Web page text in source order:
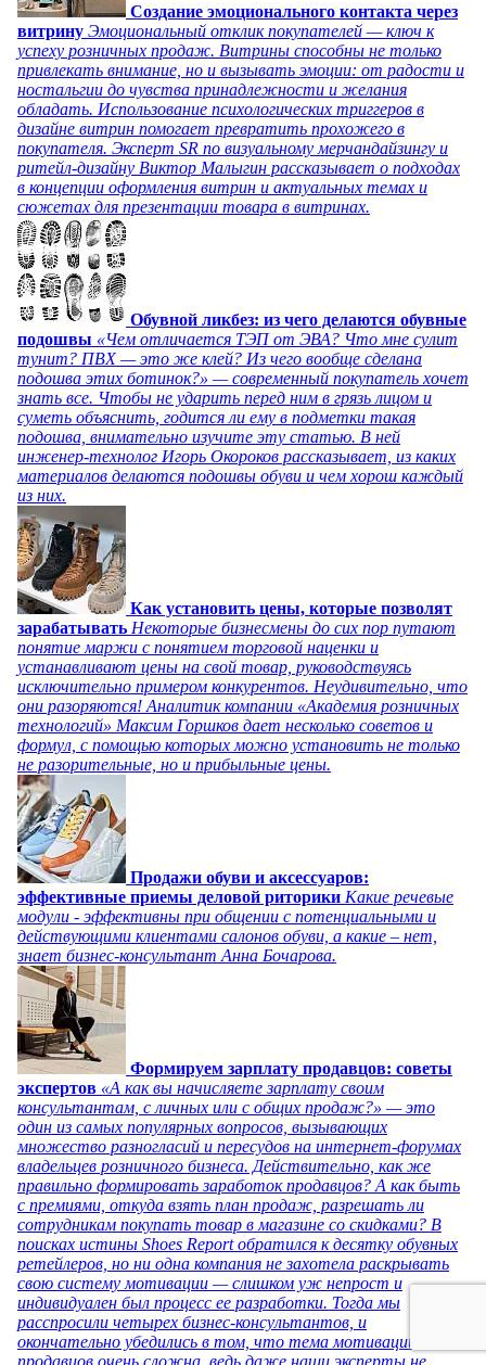
Создание эмоционального контакта через
витрину Эмоциональный отклик покупателей — ключ к
успеху розничных продаж. Витрины способны не только
привлекать внимание, но и вызывать эмоции: от радости и
ностальгии до чувства принадлежности и желания
обладать. Использование психологических триггеров в
дизайне витрин помогает превратить прохожего в
покупателя. Эксперт SR по визуальному мерчандайзингу и
ритейл-дизайну Виктор Малыгин рассказывает о подходах
в концепции оформления витрин и актуальных темах и
сюжетах для презентации товара в витринах.
Обувной ликбез: из чего делаются обувные
подошвы «Чем отличается ТЭП от ЭВА? Что мне сулит
тунит? ПВХ — это же клей? Из чего вообще сделана
подошва этих ботинок?» — современный покупатель хочет
знать все. Чтобы не ударить перед ним в грязь лицом и
суметь объяснить, годится ли ему в подметки такая
подошва, внимательно изучите эту статью. В ней
инженер-технолог Игорь Окороков рассказывает, из каких
материалов делаются подошвы обуви и чем хорош каждый
из них.
Как установить цены, которые позволят
зарабатывать Некоторые бизнесмены до сих пор путают
понятие маржи с понятием торговой наценки и
устанавливают цены на свой товар, руководствуясь
исключительно примером конкурентов. Неудивительно, что
они разоряются! Аналитик компании «Академия розничных
технологий» Максим Горшков дает несколько советов и
формул, с помощью которых можно установить не только
не разорительные, но и прибыльные цены.
Продажи обуви и аксессуаров:
эффективные приемы деловой риторики Какие речевые
модули - эффективны при общении с потенциальными и
действующими клиентами салонов обуви, а какие – нет,
знает бизнес-консультант Анна Бочарова.
Формируем зарплату продавцов: советы
экспертов «А как вы начисляете зарплату своим
консультантам, с личных или с общих продаж?» — это
один из самых популярных вопросов, вызывающих
множество разногласий и пересудов на интернет-форумах
владельцев розничного бизнеса. Действительно, как же
правильно формировать заработок продавцов? А как быть
с премиями, откуда взять план продаж, разрешать ли
сотрудникам покупать товар в магазине со скидками? В
поисках истины Shoes Report обратился к десятку обувных
ретейлеров, но ни одна компания не захотела раскрывать
свою систему мотивации — слишком уж непрост и
индивидуален был процесс ее разработки. Тогда мы
расспросили четырех бизнес-консультантов, и
окончательно убедились в том, что тема мотивации
продавцов очень сложна, ведь даже наши эксперты не